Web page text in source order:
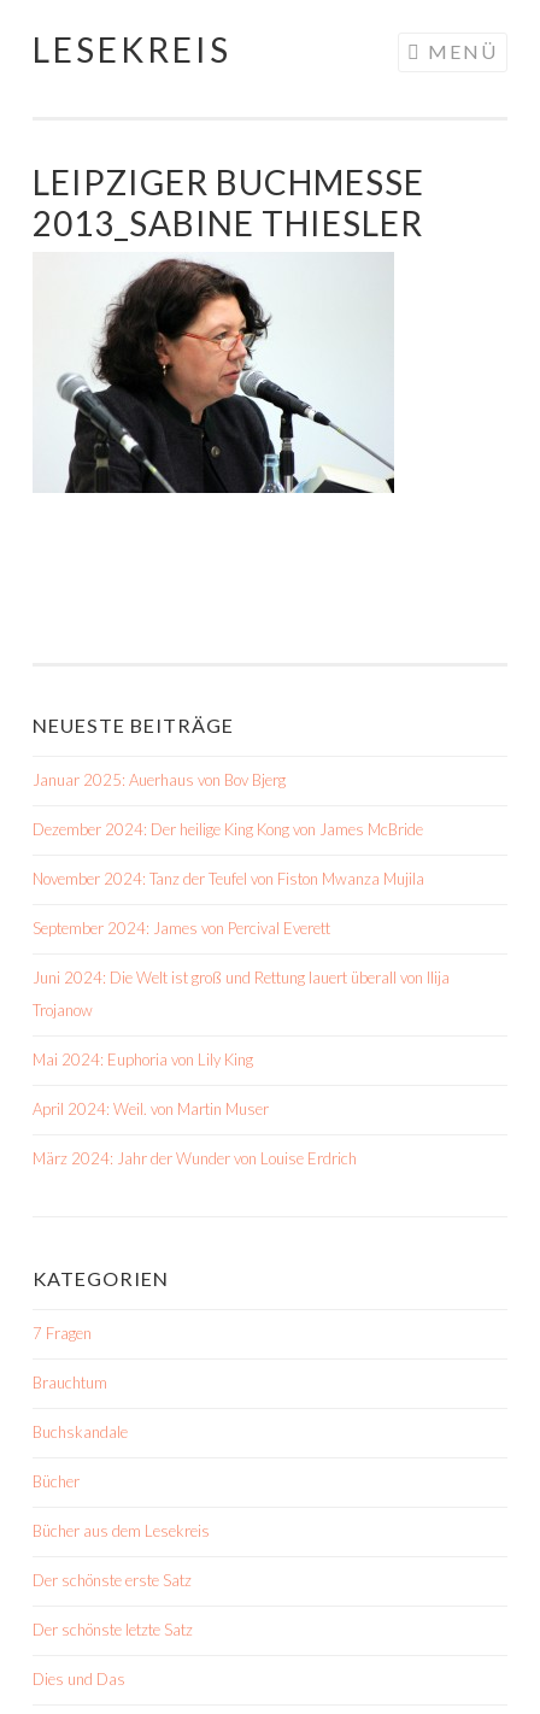
Springe
LESEKREIS MENÜ
LEIPZIGER BUCHMESSE
2013_SABINE THIESLER
NEUESTE BEITRÄGE
Januar 2025: Auerhaus von Bov Bjerg
Dezember 2024: Der heilige King Kong von James McBride
November 2024: Tanz der Teufel von Fiston Mwanza Mujila
September 2024: James von Percival Everett
Juni 2024: Die Welt ist groß und Rettung lauert überall von Ilija
Trojanow
Mai 2024: Euphoria von Lily King
April 2024: Weil. von Martin Muser
März 2024: Jahr der Wunder von Louise Erdrich
KATEGORIEN
7 Fragen
Brauchtum
Buchskandale
Bücher
Bücher aus dem Lesekreis
Der schönste erste Satz
Der schönste letzte Satz
Dies und Das